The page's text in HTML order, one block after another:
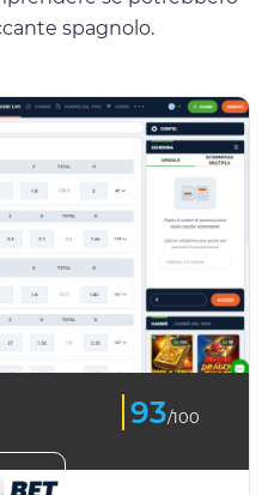
spagnolo.
93/100